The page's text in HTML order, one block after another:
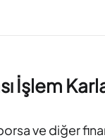
İşlem
ve diğer